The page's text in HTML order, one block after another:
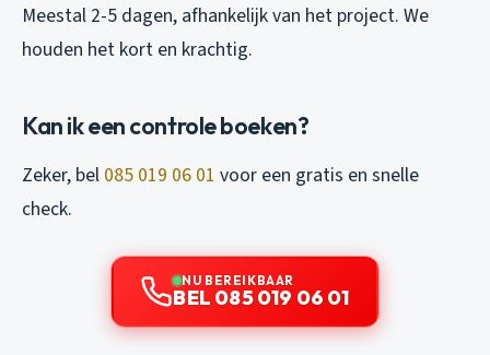
Meestal 2-5 dagen, afhankelijk van het project. We
houden het kort en krachtig.
Kan ik een controle boeken?
Zeker, bel 085 019 06 01 voor een gratis en snelle
check.
NU BEREIKBAAR
BEL 085 019 06 01